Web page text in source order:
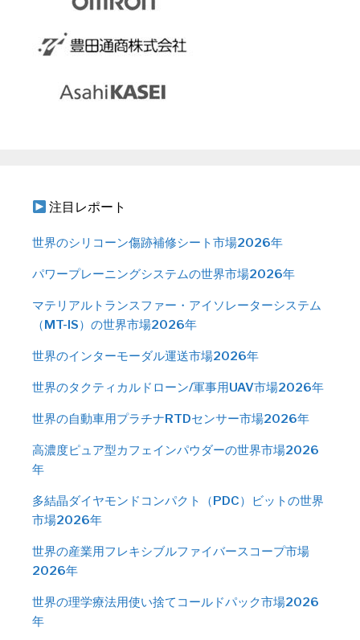
注目レポート
世界のシリコーン傷跡補修シート市場2026年
パワープレーニングシステムの世界市場2026年
マテリアルトランスファー・アイソレーターシステム
（MT-IS）の世界市場2026年
世界のインターモーダル運送市場2026年
世界のタクティカルドローン/軍事用UAV市場2026年
世界の自動車用プラチナRTDセンサー市場2026年
高濃度ピュア型カフェインパウダーの世界市場2026
年
多結晶ダイヤモンドコンパクト（PDC）ビットの世界
市場2026年
世界の産業用フレキシブルファイバースコープ市場
2026年
世界の理学療法用使い捨てコールドパック市場2026
年